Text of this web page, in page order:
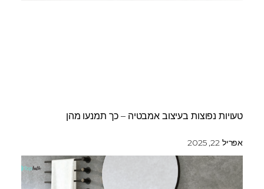
טעויות נפוצות בעיצוב אמבטיה – כך תמנעו מהן
אפריל 22, 2025